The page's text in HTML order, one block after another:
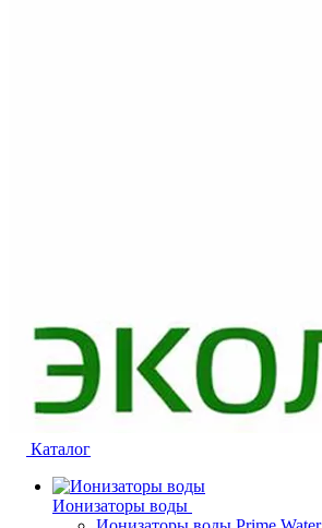
Каталог
Ионизаторы воды